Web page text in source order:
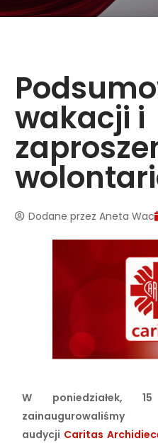
wakacji i
Dodane przez Aneta Wac
W poniedziałek,
audycji Caritas